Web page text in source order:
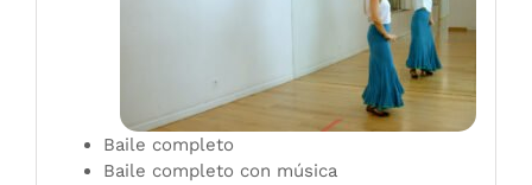
Baile completo
Baile completo con música